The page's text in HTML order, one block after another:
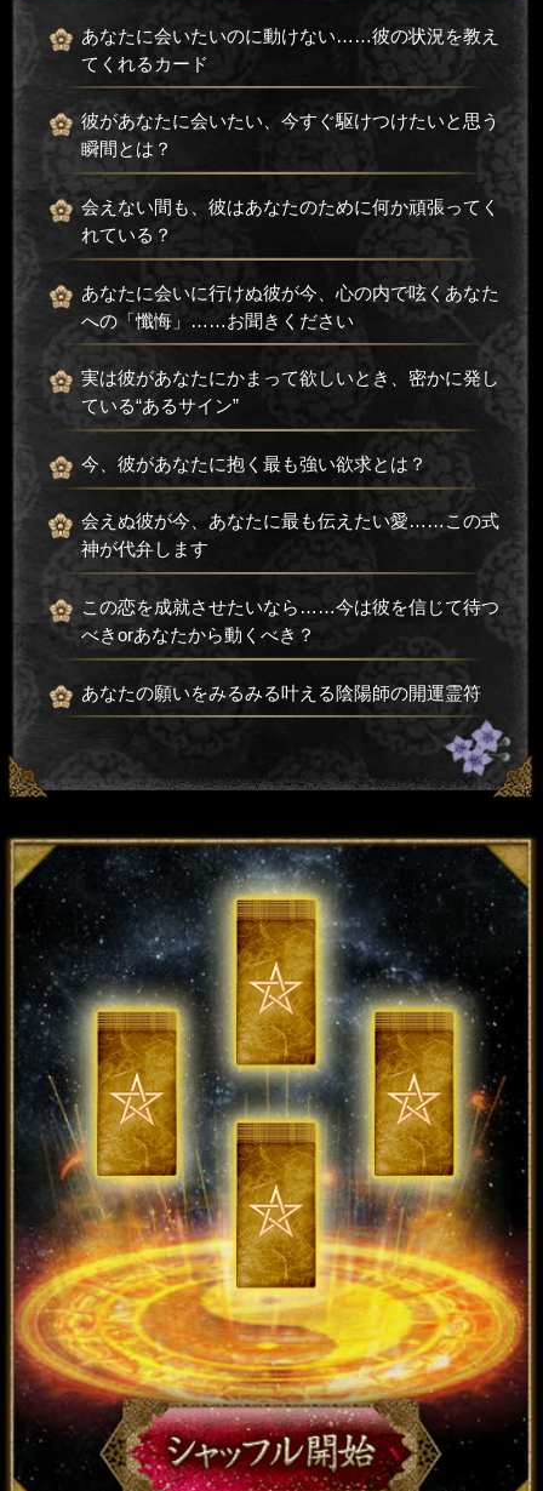
あなたに会いたいのに動けない……彼の状況を教え
てくれるカード
彼があなたに会いたい、今すぐ駆けつけたいと思う
瞬間とは？
会えない間も、彼はあなたのために何か頑張ってく
れている？
あなたに会いに行けぬ彼が今、心の内で呟くあなた
への「懺悔」……お聞きください
実は彼があなたにかまって欲しいとき、密かに発し
ている“あるサイン”
今、彼があなたに抱く最も強い欲求とは？
会えぬ彼が今、あなたに最も伝えたい愛……この式
神が代弁します
この恋を成就させたいなら……今は彼を信じて待つ
べきorあなたから動くべき？
あなたの願いをみるみる叶える陰陽師の開運霊符